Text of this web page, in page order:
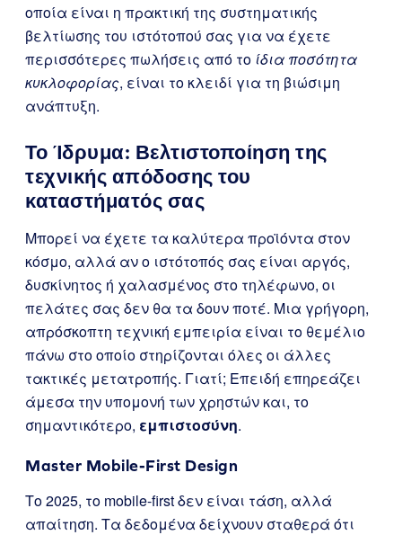
οποία είναι η πρακτική της συστηματικής
βελτίωσης του ιστότοπού σας για να έχετε
περισσότερες πωλήσεις από το ίδια ποσότητα
κυκλοφορίας, είναι το κλειδί για τη βιώσιμη
ανάπτυξη.
Το Ίδρυμα: Βελτιστοποίηση της
τεχνικής απόδοσης του
καταστήματός σας
Μπορεί να έχετε τα καλύτερα προϊόντα στον
κόσμο, αλλά αν ο ιστότοπός σας είναι αργός,
δυσκίνητος ή χαλασμένος στο τηλέφωνο, οι
πελάτες σας δεν θα τα δουν ποτέ. Μια γρήγορη,
απρόσκοπτη τεχνική εμπειρία είναι το θεμέλιο
πάνω στο οποίο στηρίζονται όλες οι άλλες
τακτικές μετατροπής. Γιατί; Επειδή επηρεάζει
άμεσα την υπομονή των χρηστών και, το
σημαντικότερο, εμπιστοσύνη.
Master Mobile-First Design
Το 2025, το mobile-first δεν είναι τάση, αλλά
απαίτηση. Τα δεδομένα δείχνουν σταθερά ότι